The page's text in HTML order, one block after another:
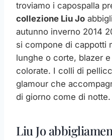
troviamo i capospalla
collezione Liu Jo
autunno inverno 2014
si compone di cappotti
lunghe o corte, blazer
colorate. I colli di
glamour che
di giorno come di notte.
Liu Jo